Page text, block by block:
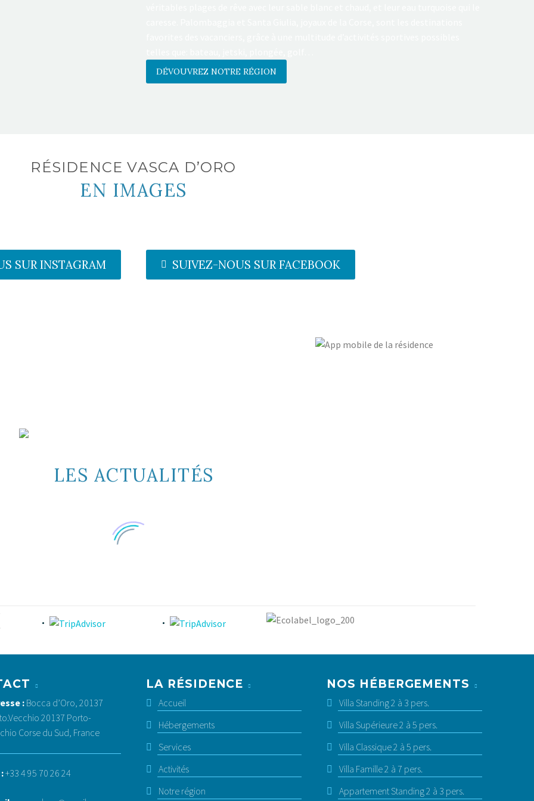
DÉVOUVREZ NOTRE RÉGION
RÉSIDENCE VASCA D’ORO
EN IMAGES
SUR INSTAGRAM  SUIVEZ-NOUS SUR FACEBOOK
LES ACTUALITÉS
La visite de « La fille à l’envers »
: Bocca d’Oro, 20137
20137 Porto-
Corse du Sud, France
+33 4 95 70 26 24
LA RÉSIDENCE
Accueil
Hébergements
Services
Activités
Notre région
NOS HÉBERGEMENTS
Villa Standing 2 à 3 pers.
Villa Supérieure 2 à 5 pers.
Villa Classique 2 à 5 pers.
Villa Famille 2 à 7 pers.
Appartement Standing 2 à 3 pers.